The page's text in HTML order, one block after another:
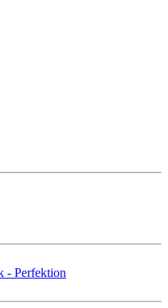
- Perfektion